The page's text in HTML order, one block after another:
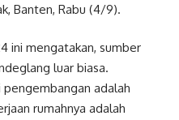
Banten, Rabu (4/9).
ini mengatakan, sumber
luar biasa.
adalah
rumahnya adalah